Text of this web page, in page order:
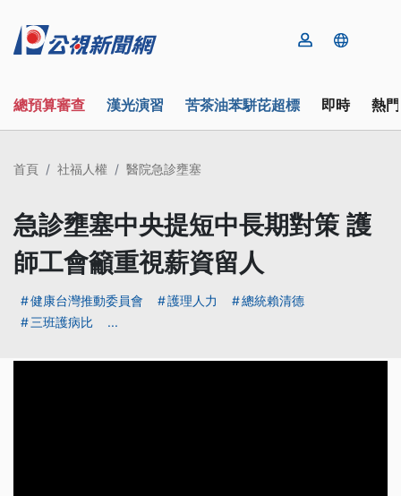
總預算審查 漢光演習 苦茶油苯駢芘超標 即時 熱
首頁 社福人權 醫院急診壅塞
急診壅塞中央提短中長期對策 護
師工會籲重視薪資留人
健康台灣推動委員會 護理人力
總統賴清德
三班護病比
...